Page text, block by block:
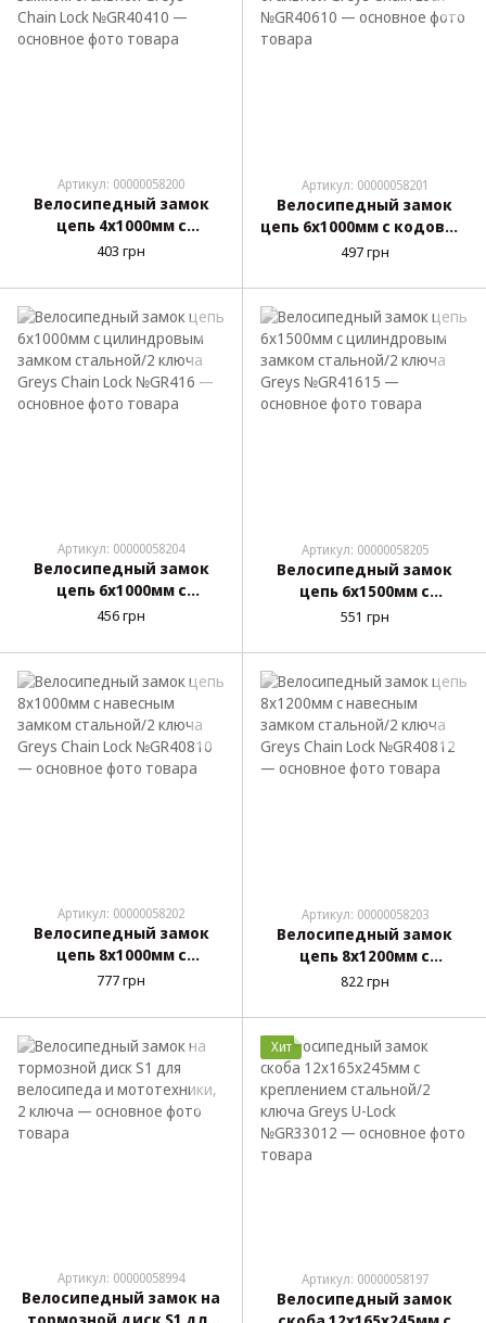
Артикул: 00000058200
Велосипедный замок
цепь 4х1000мм с
кодовым замком
Lock №GR40410
403 грн
Артикул: 00000058201
Велосипедный замок
цепь 6х1000мм с кодовым
замком стальной Greys
497 грн
Артикул: 00000058204
Велосипедный замок
цепь 6х1000мм с
цилиндровым замком
Chain Lock №GR416
456 грн
Артикул: 00000058205
Велосипедный замок
цепь 6х1500мм с
цилиндровым замком
№GR41615
551 грн
Артикул: 00000058202
Велосипедный замок
цепь 8х1000мм с
навесным замком
Chain Lock №GR40810
777 грн
Артикул: 00000058203
Велосипедный замок
цепь 8х1200мм с
навесным замком
Chain Lock №GR40812
822 грн
Артикул: 00000058994
Велосипедный замок на
Хит
Артикул: 00000058197
Велосипедный замок